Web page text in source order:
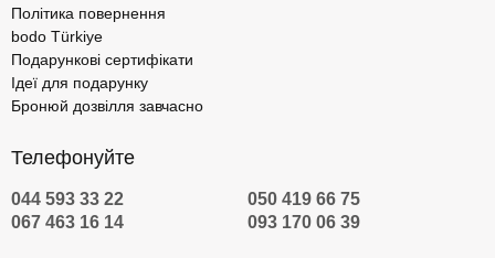
Політика повернення
bodo Türkiye
Подарункові сертифікати
Ідеї для подарунку
Бронюй дозвілля завчасно
Телефонуйте
044 593 33 22
050 419 66 75
067 463 16 14
093 170 06 39